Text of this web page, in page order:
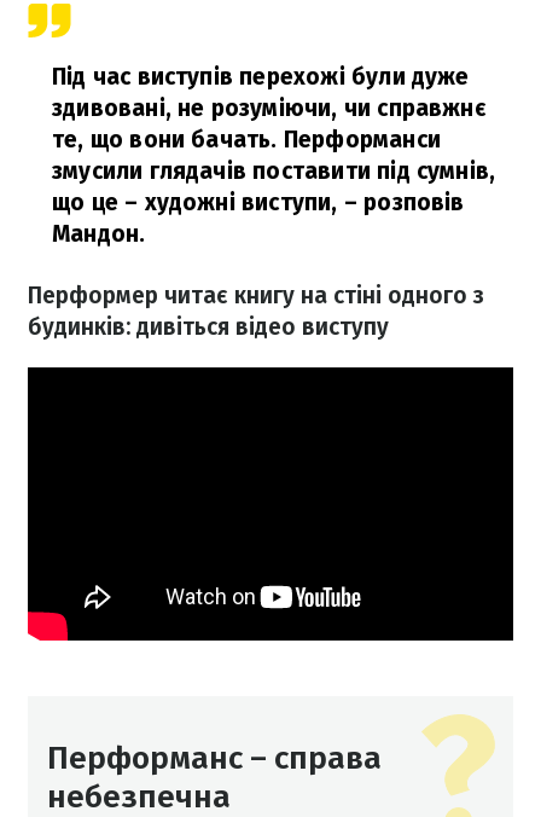
Під час виступів перехожі були дуже
здивовані, не розуміючи, чи справжнє
те, що вони бачать. Перформанси
змусили глядачів поставити під сумнів,
що це – художні виступи, – розповів
Мандон.
Перформер читає книгу на стіні одного з
будинків: дивіться відео виступу
Перформанс – справа
небезпечна